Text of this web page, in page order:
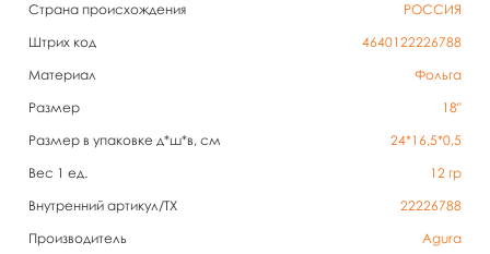
Страна происхождения
РОССИЯ
Штрих код
4640122226788
Материал
Фольга
Размер
18"
Размер в упаковке д*ш*в, см
24*16,5*0,5
Вес 1 ед.
12 гр
Внутренний артикул/TX
22226788
Производитель
Agura